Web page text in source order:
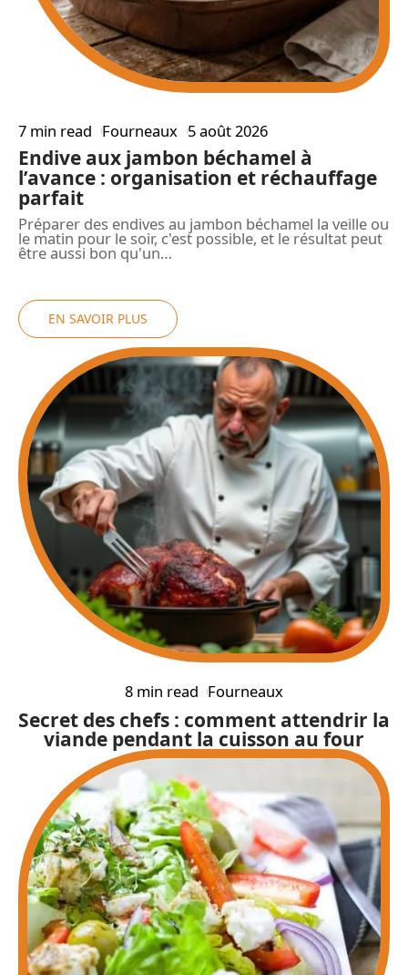
7 min read Fourneaux 5 août 2026
Endive aux jambon béchamel à
l’avance : organisation et réchauffage
parfait
Préparer des endives au jambon béchamel la veille ou
le matin pour le soir, c'est possible, et le résultat peut
être aussi bon qu'un…
EN SAVOIR PLUS
8 min read Fourneaux
Secret des chefs : comment attendrir la
viande pendant la cuisson au four